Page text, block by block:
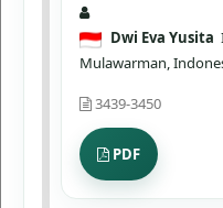
Dwi Eva Yusita
Mulawarman,
3439-3450
PDF